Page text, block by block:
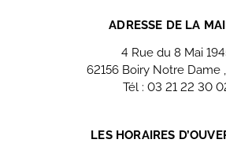
ADRESSE DE LA
4 Rue du 8 Mai
62156 Boiry Notre Dame
Tél : 03 21 22 30
LES HORAIRES